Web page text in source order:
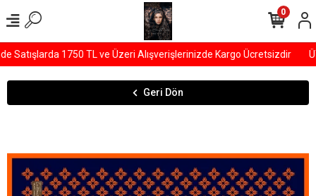
Satışlarda 1750 TL ve Üzeri Alışverişlerinizde Kargo Ücretsizdir
0
Geri Dön